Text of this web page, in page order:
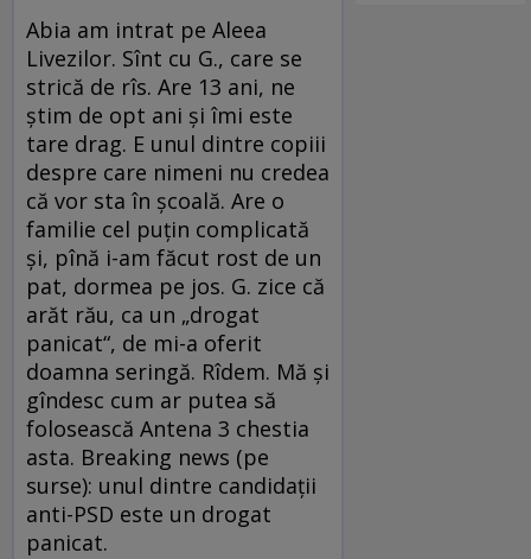
Abia am intrat pe Aleea
Livezilor. Sînt cu G., care se
strică de rîs. Are 13 ani, ne
știm de opt ani și îmi este
tare drag. E unul dintre copiii
despre care nimeni nu credea
că vor sta în școală. Are o
familie cel puțin complicată
și, pînă i-am făcut rost de un
pat, dormea pe jos. G. zice că
arăt rău, ca un „drogat
panicat“, de mi-a oferit
doamna seringă. Rîdem. Mă și
gîndesc cum ar putea să
folosească Antena 3 chestia
asta. Breaking news (pe
surse): unul dintre candidații
anti-PSD este un drogat
panicat.